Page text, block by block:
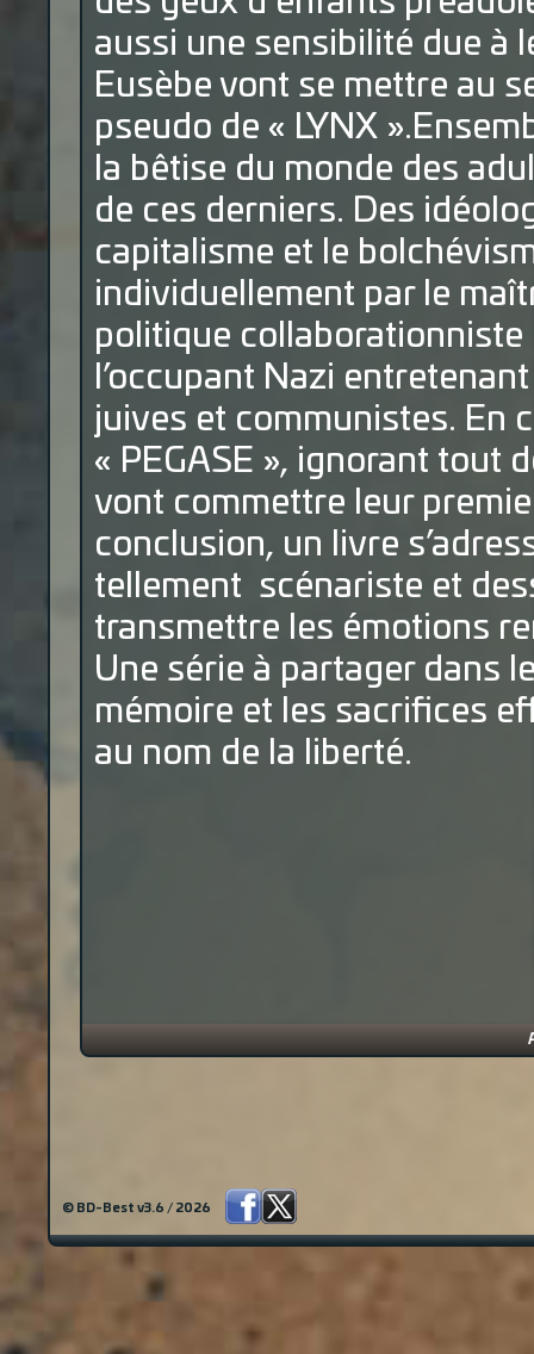
aussi une sensibilité due à
Eusèbe vont se mettre au
pseudo de « LYNX
la bêtise du monde des
de ces derniers. Des
capitalisme et le
individuellement par le
politique
l’occupant Nazi
juives et communistes. En
« PEGASE », ignorant tout
vont commettre leur
conclusion, un livre
tellement scénariste et
transmettre les émotions
Une série à partager dans
mémoire et les sacrifices
au nom de la liberté.
© BD-Best v3.6 / 2026